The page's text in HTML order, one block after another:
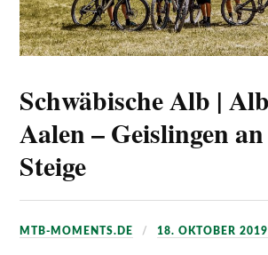
Schwäbische Alb |
Aalen – Geislingen
Steige
MTB-MOMENTS.DE 18. OKTOBER 2019